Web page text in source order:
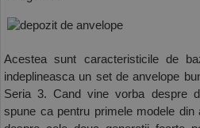
Acestea sunt caracteristicile de
indeplineasca un set de anvelope
Seria 3. Cand vine vorba despre
spune ca pentru primele modele